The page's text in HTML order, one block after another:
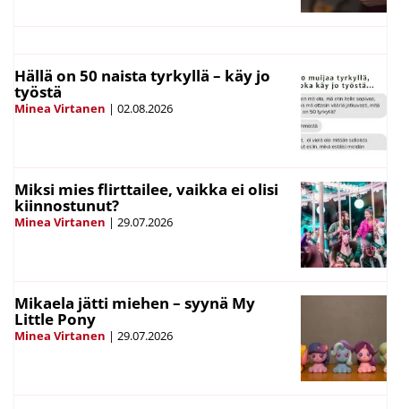
Hällä on 50 naista tyrkyllä – käy jo
työstä
Minea Virtanen | 02.08.2026
Miksi mies flirttailee, vaikka ei olisi
kiinnostunut?
Minea Virtanen | 29.07.2026
Mikaela jätti miehen – syynä My
Little Pony
Minea Virtanen | 29.07.2026